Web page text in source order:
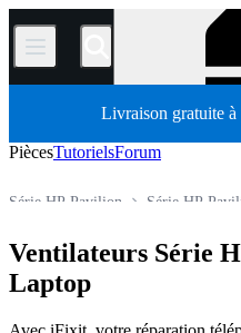
/
Livraison gratuite
PiècesTutorielsForum
Série HP
Série HP Pavilion
Pièces détachées
Boutique
Ventilateurs Série
Laptop